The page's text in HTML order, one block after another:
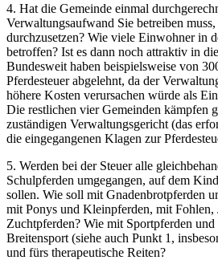
4. Hat die Gemeinde einmal
Verwaltungsaufwand Sie betreiben
durchzusetzen? Wie viele Einwohner in
betroffen? Ist es dann noch attraktiv in
Bundesweit haben beispielsweise von
Pferdesteuer abgelehnt, da der
höhere Kosten verursachen würde als
Die restlichen vier Gemeinden kämpfen
zuständigen Verwaltungsgericht (das
die eingegangenen Klagen zur
5. Werden bei der Steuer alle
Schulpferden umgegangen, auf dem
sollen. Wie soll mit Gnadenbrotpferden
mit Ponys und Kleinpferden, mit Fohlen,
Zuchtpferden? Wie mit Sportpferden und
Breitensport (siehe auch Punkt 1,
und fürs therapeutische Reiten?